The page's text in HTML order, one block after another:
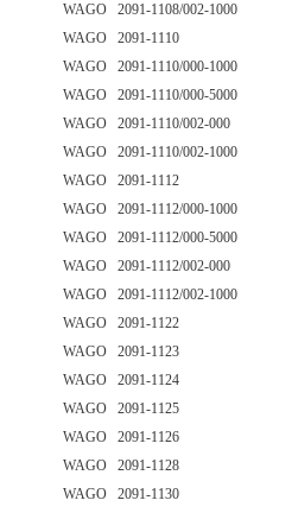
WAGO 2091-1108/002-1000
WAGO 2091-1110
WAGO 2091-1110/000-1000
WAGO 2091-1110/000-5000
WAGO 2091-1110/002-000
WAGO 2091-1110/002-1000
WAGO 2091-1112
WAGO 2091-1112/000-1000
WAGO 2091-1112/000-5000
WAGO 2091-1112/002-000
WAGO 2091-1112/002-1000
WAGO 2091-1122
WAGO 2091-1123
WAGO 2091-1124
WAGO 2091-1125
WAGO 2091-1126
WAGO 2091-1128
WAGO 2091-1130